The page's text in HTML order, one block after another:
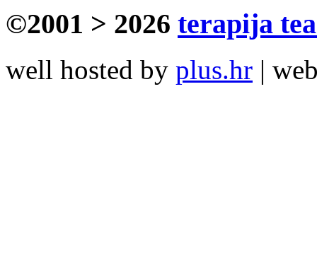
©2001 > 2026 terapija
well hosted by plus.hr |